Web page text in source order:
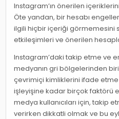
Instagram’ın önerilen
Öte yandan, bir hesabı
ilgili hiçbir içeriği görmemesini
etkileşimleri ve önerilen
Instagram’daki takip etme ve
medyanın gri bölgelerinden
çevrimiçi kimliklerini ifade
işleyişine kadar birçok faktörü
medya kullanıcıları için, takip
verirken dikkatli olmak ve bu